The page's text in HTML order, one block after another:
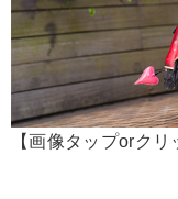
【画像タップorク